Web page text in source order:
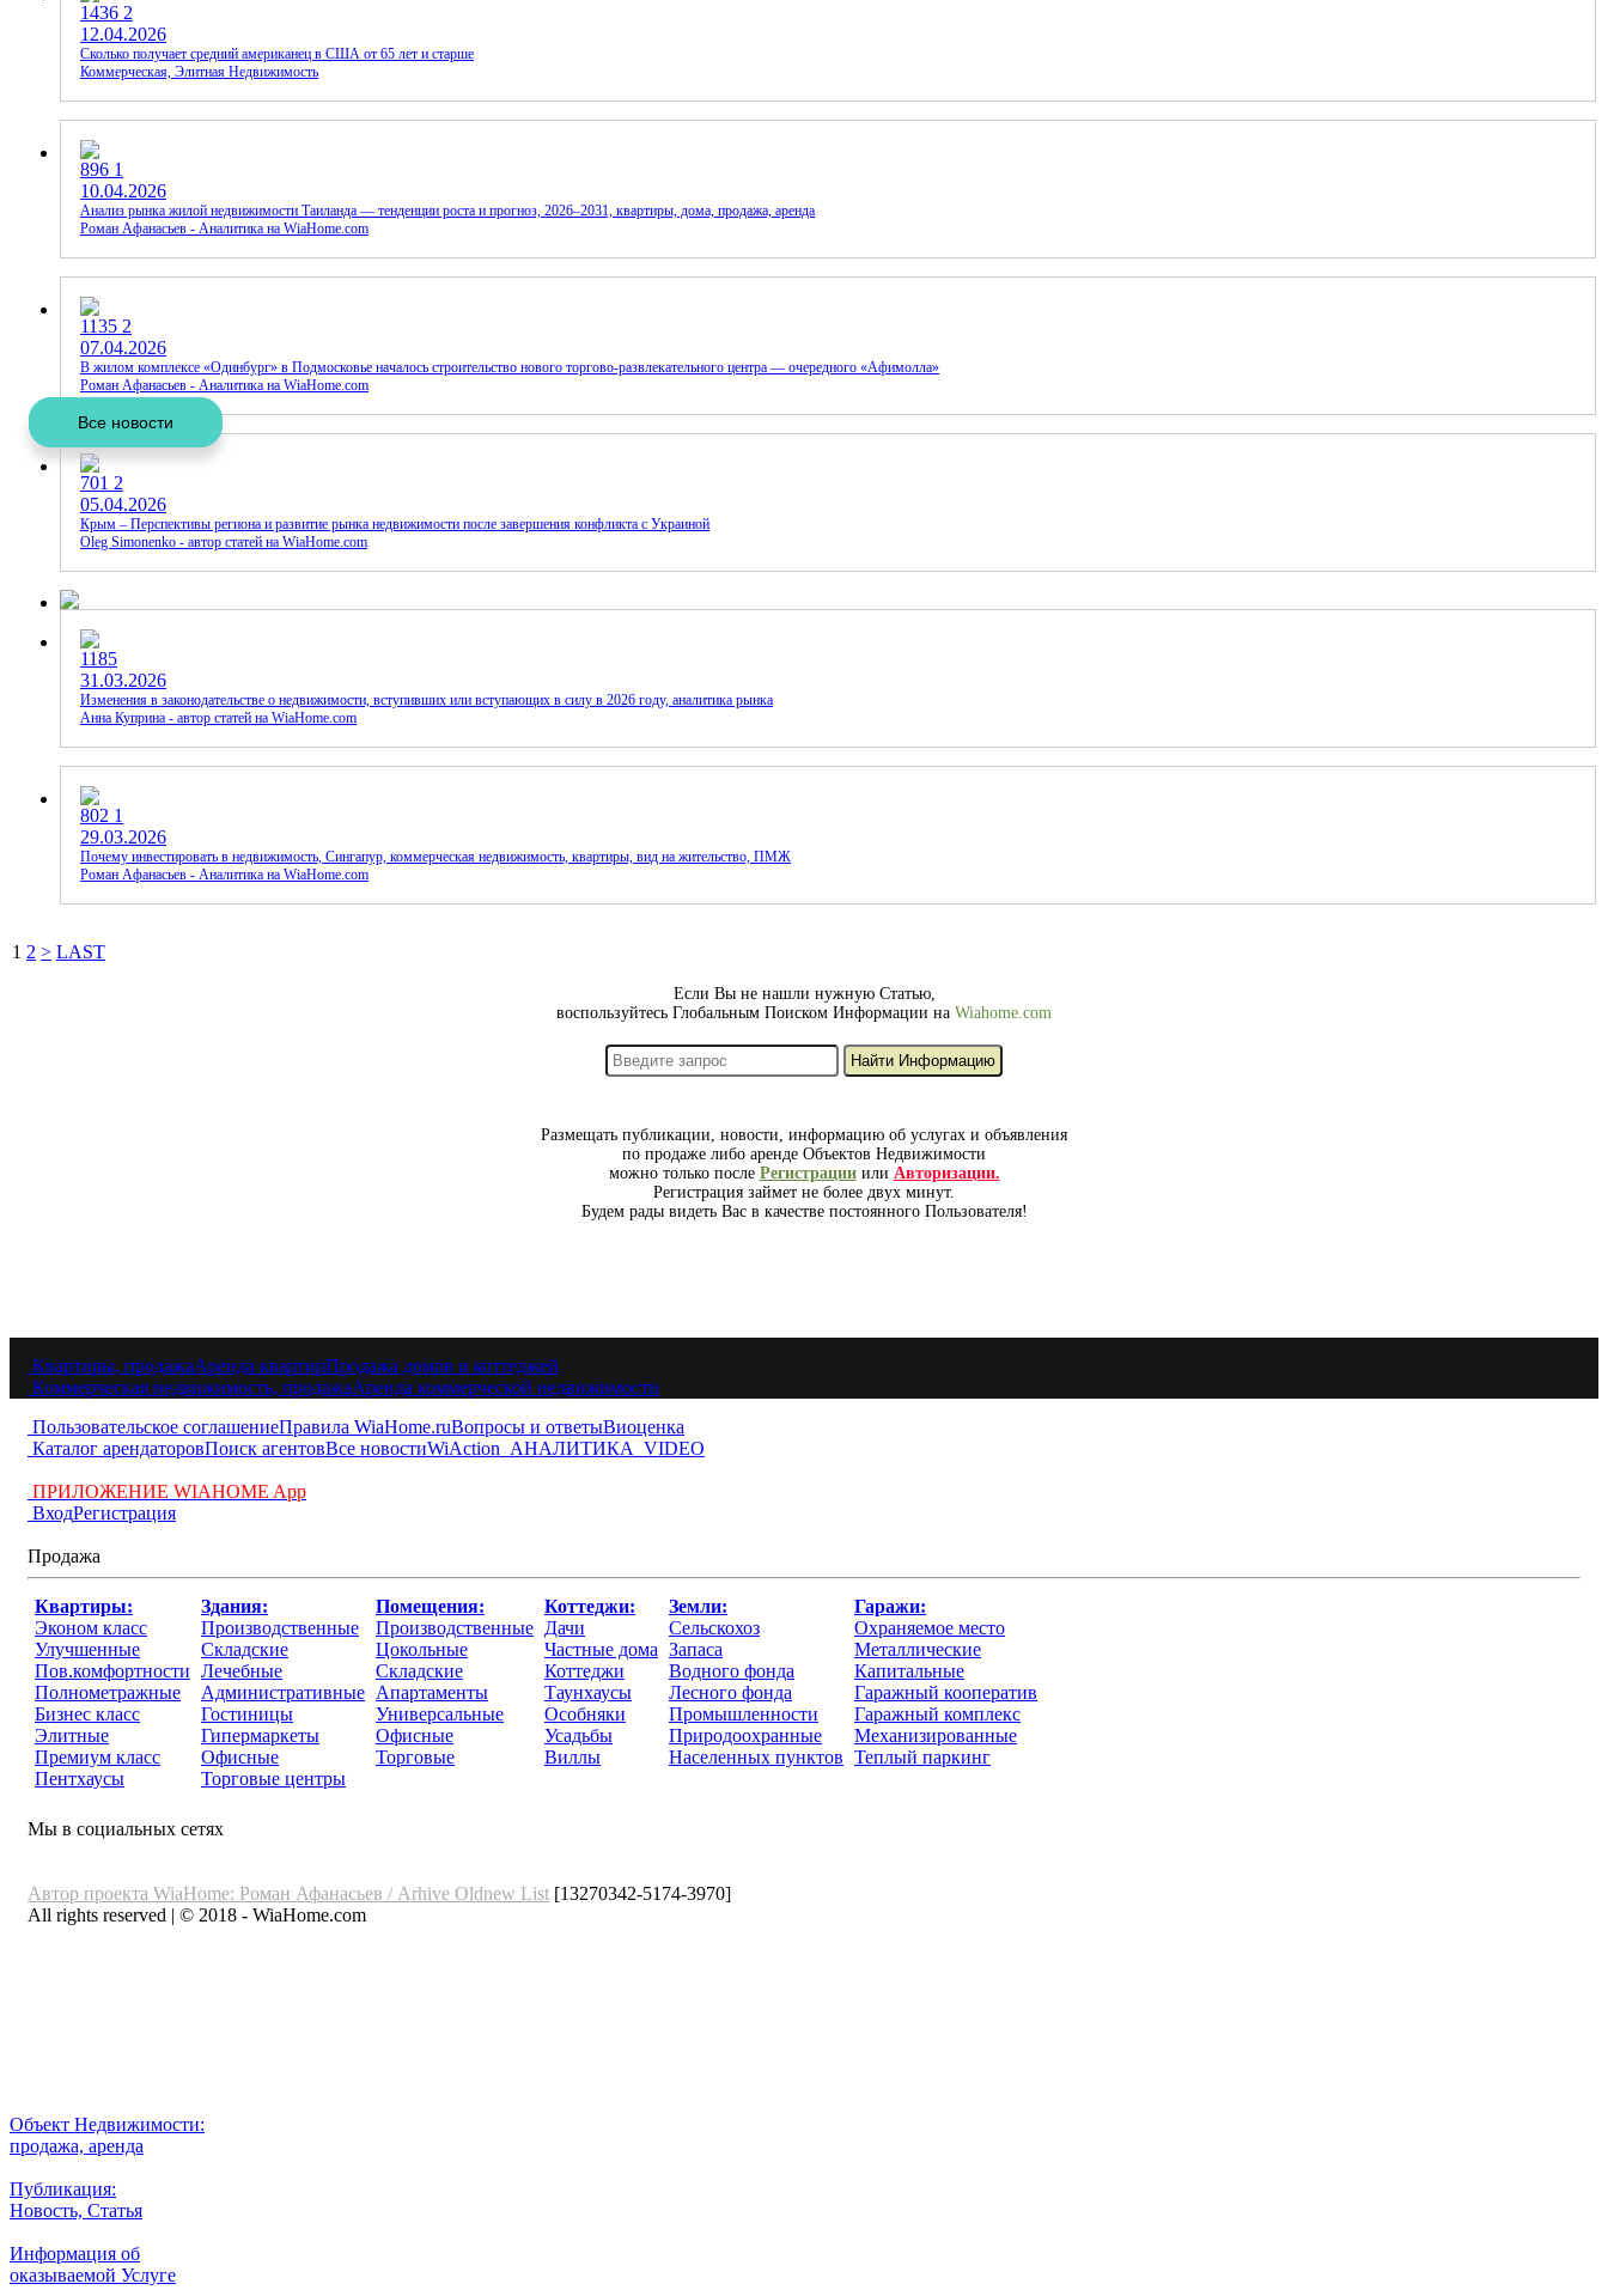
1436 2
12.04.2026
Сколько получает средний американец в США от 65 лет и старше
Коммерческая, Элитная Недвижимость
896 1
10.04.2026
Анализ рынка жилой недвижимости Таиланда — тенденции роста и прогноз, 2026–2031, квартиры, дома, продажа, аренда
Роман Афанасьев - Аналитика на WiaHome.com
1135 2
07.04.2026
В жилом комплексе «Одинбург» в Подмосковье началось строительство нового торгово-развлекательного центра — очередного «Афимолла»
Роман Афанасьев - Аналитика на WiaHome.com
701 2
05.04.2026
Крым – Перспективы региона и развитие рынка недвижимости после завершения конфликта с Украиной
Oleg Simonenko - автор статей на WiaHome.com
1185
31.03.2026
Изменения в законодательстве о недвижимости, вступивших или вступающих в силу в 2026 году, аналитика рынка
Анна Куприна - автор статей на WiaHome.com
802 1
29.03.2026
Почему инвестировать в недвижимость, Сингапур, коммерческая недвижимость, квартиры, вид на жительство, ПМЖ
Роман Афанасьев - Аналитика на WiaHome.com
1 2 > LAST
Если Вы не нашли нужную Статью,
воспользуйтесь Глобальным Поиском Информации на Wiahome.com
Размещать публикации, новости, информацию об услугах и объявления
по продаже либо аренде Объектов Недвижимости
можно только после Регистрацииили Авторизации.
Регистрация займет не более двух минут.
Будем рады видеть Вас в качестве постоянного Пользователя!
Квартиры, продажаАренда квартирПродажа домов и коттеджей
Коммерческая недвижимость, продажаАренда коммерческой недвижимости
Пользовательское соглашениеПравила WiaHome.ruВопросы и ответыВиоценка
Каталог арендаторовПоиск агентовВсе новостиWiAction АНАЛИТИКА VIDEO
ПРИЛОЖЕНИЕ WIAHOME App
ВходРегистрация
Продажа
Квартиры:
Эконом класс
Улучшенные
Пов.комфортности
Полнометражные
Бизнес класс
Элитные
Премиум класс
Пентхаусы
Здания:
Производственные
Складские
Лечебные
Административные
Гостиницы
Гипермаркеты
Офисные
Торговые центры
Помещения:
Производственные
Цокольные
Складские
Апартаменты
Универсальные
Офисные
Торговые
Коттеджи:
Дачи
Частные дома
Коттеджи
Таунхаусы
Особняки
Усадьбы
Виллы
Земли:
Сельскохоз
Запаса
Водного фонда
Лесного фонда
Промышленности
Природоохранные
Населенных пунктов
Гаражи:
Охраняемое место
Металлические
Капитальные
Гаражный кооператив
Гаражный комплекс
Механизированные
Теплый паркинг
Мы в социальных сетях
Автор проекта WiaHome: Роман Афанасьев / Arhive Oldnew List [13270342-5174-3970]
All rights reserved | © 2018 - WiaHome.com
Объект Недвижимости:
продажа, аренда
Публикация:
Новость, Статья
Информация об
оказываемой Услуге